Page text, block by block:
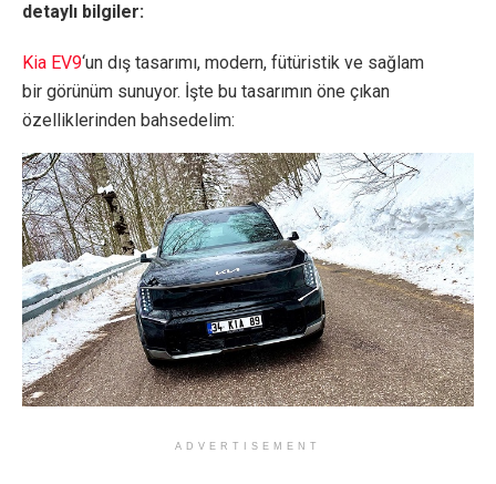
detaylı bilgiler:
Kia EV9‘un dış tasarımı, modern, fütüristik ve sağlam
bir görünüm sunuyor. İşte bu tasarımın öne çıkan
özelliklerinden bahsedelim:
ADVERTISEMENT